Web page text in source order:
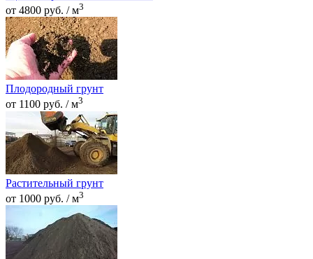
от 4800 руб. / м3
Плодородный грунт
от 1100 руб. / м3
Растительный грунт
от 1000 руб. / м3